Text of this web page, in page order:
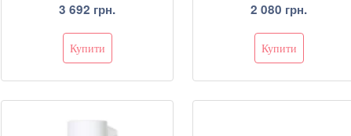
3 692 грн. 2 080 грн.